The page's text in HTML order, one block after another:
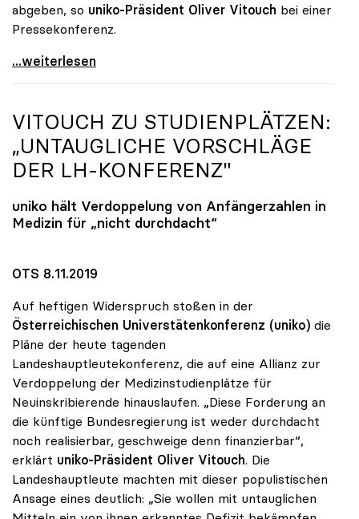
abgeben, so uniko-Präsident Oliver Vitouch bei einer
Pressekonferenz.
Unis wollen Budgetsteigerung und
...weiterlesen
VITOUCH ZU STUDIENPLÄTZEN:
„UNTAUGLICHE VORSCHLÄGE
DER LH-KONFERENZ"
uniko hält Verdoppelung von Anfängerzahlen in
Medizin für „nicht durchdacht“
OTS 8.11.2019
Auf heftigen Widerspruch stoßen in der
Österreichischen Universtätenkonferenz (uniko) die
Pläne der heute tagenden
Landeshauptleutekonferenz, die auf eine Allianz zur
Verdoppelung der Medizinstudienplätze für
Neuinskribierende hinauslaufen. „Diese Forderung an
die künftige Bundesregierung ist weder durchdacht
noch realisierbar, geschweige denn finanzierbar“,
erklärt uniko-Präsident Oliver Vitouch. Die
Landeshauptleute machten mit dieser populistischen
Ansage eines deutlich: „Sie wollen mit untauglichen